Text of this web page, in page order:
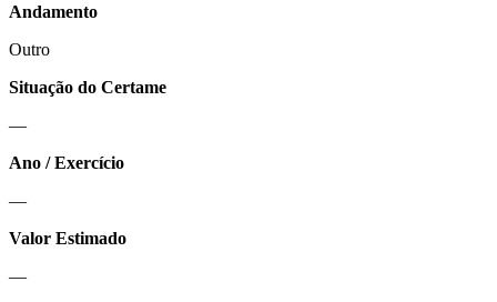
Andamento
Outro
Situação do Certame
—
Ano / Exercício
—
Valor Estimado
—